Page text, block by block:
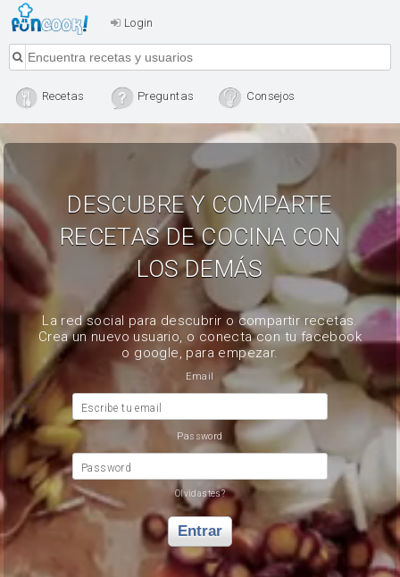
Login
Recetas Preguntas Consejos
DESCUBRE Y COMPARTE
RECETAS DE COCINA CON
LOS DEMÁS
La red social para descubrir o compartir recetas.
Crea un nuevo usuario, o conecta con tu facebook
o google, para empezar.
Email
Escribe tu email
Password
Password
Olvidastes?
Entrar